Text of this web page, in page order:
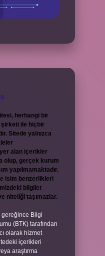
herhangi bir
şirketi ile hiçbir
Sitede yalnızca
alan içerikler
olup, gerçek kurum
yapılmamaktadır.
isim benzerlikleri
bilgiler
niteliği taşımazlar.
gereğince Bilgi
(BTK) tarafından
olarak hizmet
içerikleri
araştırma